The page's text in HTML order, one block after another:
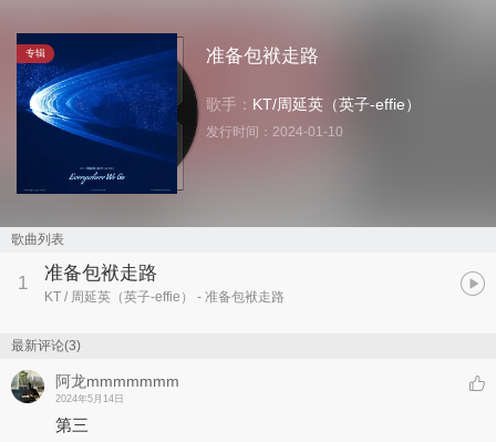
专辑 准备包袱走路
歌手： KT/周延英（英子-effie）
发行时间： 2024-01-10
歌曲列表
1 准备包袱走路
KT / 周延英（英子-effie） - 准备包袱走路
最新评论(3)
阿龙mmmmmmm
2024年5月14日
第三